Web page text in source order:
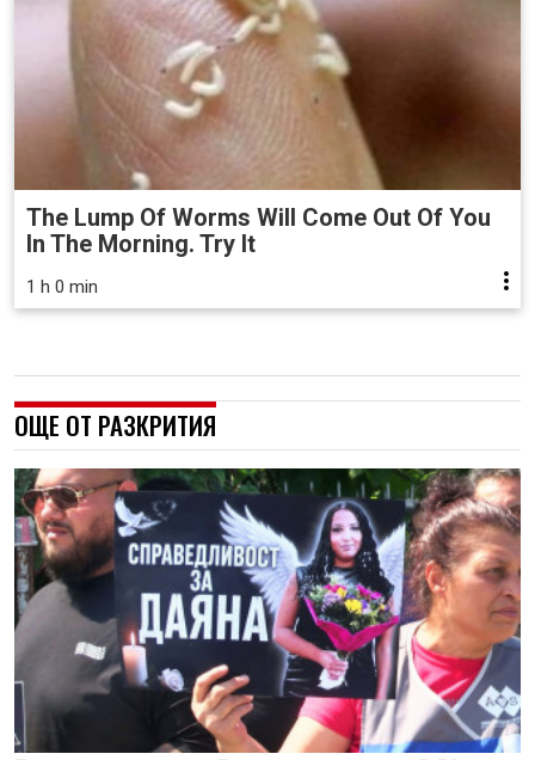
The Lump Of Worms Will Come Out Of You
In The Morning. Try It
1 h 0 min
ОЩЕ ОТ РАЗКРИТИЯ